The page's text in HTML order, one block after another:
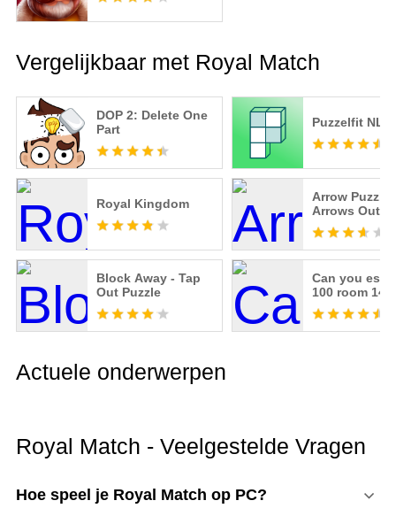
Vergelijkbaar met Royal Match
DOP 2: Delete One
Part
Puzzelfit NL
Royal Kingdom
Arrow Puzzle
Arrows Out
Block Away - Tap
Out Puzzle
Can you
100 room 14
Actuele onderwerpen
Royal Match - Veelgestelde Vragen
Hoe speel je Royal Match op PC?